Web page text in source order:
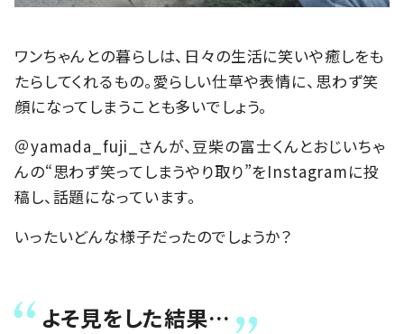
ワンちゃんとの暮らしは、日々の生活に笑いや癒しをも
たらしてくれるもの。愛らしい仕草や表情に、思わず笑
顔になってしまうことも多いでしょう。
＠yamada_fuji_さんが、豆柴の富士くんとおじいちゃ
んの“思わず笑ってしまうやり取り”をInstagramに投
稿し、話題になっています。
いったいどんな様子だったのでしょうか？
よそ見をした結果…